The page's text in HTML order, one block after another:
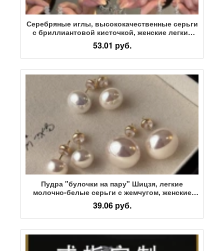
Серебряные иглы, высококачественные серьги
с бриллиантовой кисточкой, женские легкие
роскошные длинные серьги в стиле ретро,
новинка 2025 года, универсальные серьги с
темпераментом
53.01 руб.
Пудра "булочки на пару" Шицзя, легкие
молочно-белые серьги с жемчугом, женские
серьги из стерлингового серебра S925 пробы,
игольчатая ниша, высококачественные
универсальные серьги Mabeizhu
39.06 руб.